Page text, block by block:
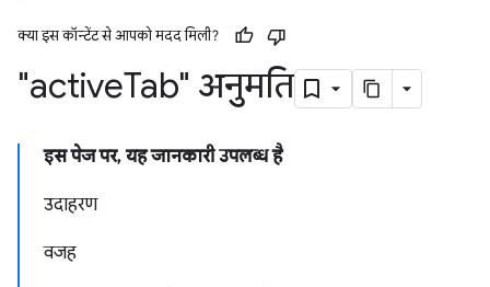
क्या इस कॉन्टेंट से आपको मदद मिली?
"activeTab" अनुमति
इस पेज पर, यह जानकारी उपलब्ध है
उदाहरण
वजह